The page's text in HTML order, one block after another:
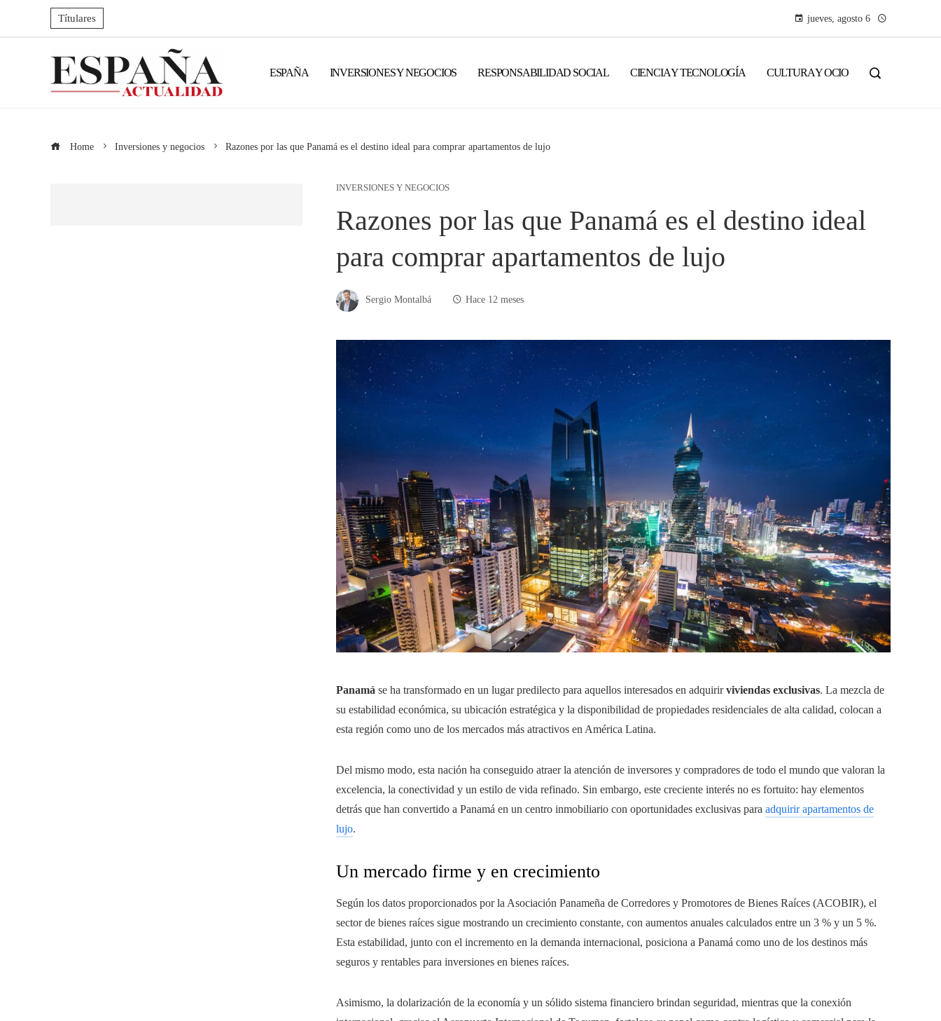
Títulares jueves, agosto 6
ESPAÑA INVERSIONES Y NEGOCIOS RESPONSABILIDAD SOCIAL CIENCIA Y TECNOLOGÍA CULTURA Y OCIO
Home Inversiones y negocios Razones por las que Panamá es el destino ideal para comprar apartamentos de lujo
INVERSIONES Y NEGOCIOS
Razones por las que Panamá es el destino ideal
para comprar apartamentos de lujo
Sergio Montalbá Hace 12 meses
Panamá se ha transformado en un lugar predilecto para aquellos interesados en adquirirviviendas exclusivas. La mezcla de
su estabilidad económica, su ubicación estratégica y la disponibilidad de propiedades residenciales de alta calidad, colocan a
esta región como uno de los mercados más atractivos en América Latina.
Del mismo modo, esta nación ha conseguido atraer la atención de inversores y compradores de todo el mundo que valoran la
excelencia, la conectividad y un estilo de vida refinado. Sin embargo, este creciente interés no es fortuito: hay elementos
detrás que han convertido a Panamá en un centro inmobiliario con oportunidades exclusivas para adquirir apartamentos de
lujo.
Un mercado firme y en crecimiento
Según los datos proporcionados por la Asociación Panameña de Corredores y Promotores de Bienes Raíces (ACOBIR), el
sector de bienes raíces sigue mostrando un crecimiento constante, con aumentos anuales calculados entre un 3 % y un 5 %.
Esta estabilidad, junto con el incremento en la demanda internacional, posiciona a Panamá como uno de los destinos más
seguros y rentables para inversiones en bienes raíces.
Asimismo, la dolarización de la economía y un sólido sistema financiero brindan seguridad, mientras que la conexión